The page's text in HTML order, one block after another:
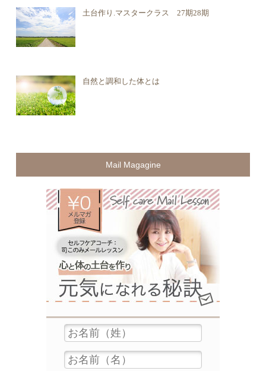
土台作り.マスタークラス 27期28期
自然と調和した体とは
Mail Magagine